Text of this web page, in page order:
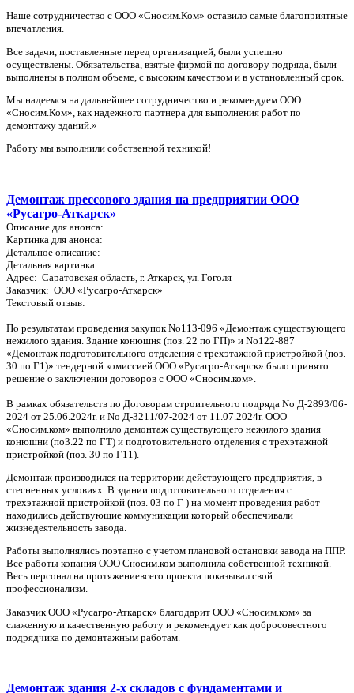
Наше сотрудничество с ООО «Сносим.Ком» оставило самые благоприятные
впечатления.
Все задачи, поставленные перед организацией, были успешно
осуществлены. Обязательства, взятые фирмой по договору подряда, были
выполнены в полном объеме, с высоким качеством и в установленный срок.
Мы надеемся на дальнейшее сотрудничество и рекомендуем ООО
«Сносим.Ком», как надежного партнера для выполнения работ по
демонтажу зданий.»
Работу мы выполнили собственной техникой!
Демонтаж прессового здания на предприятии ООО
«Русагро-Аткарск»
Описание для анонса:
Картинка для анонса:
Детальное описание:
Детальная картинка:
Адрес: Саратовская область, г. Аткарск, ул. Гоголя
Заказчик: ООО «Русагро-Аткарск»
Текстовый отзыв:
По результатам проведения закупок No113-096 «Демонтаж существующего
нежилого здания. Здание конюшня (поз. 22 по ГП)» и No122-887
«Демонтаж подготовительного отделения с трехэтажной пристройкой (поз.
30 по Г1)» тендерной комиссией ООО «Русагро-Аткарск» было принято
решение о заключении договоров с ООО «Сносим.ком».
В рамках обязательств по Договорам строительного подряда No Д-2893/06-
2024 от 25.06.2024г. и No Д-3211/07-2024 от 11.07.2024г. ООО
«Сносим.ком» выполнило демонтаж существующего нежилого здания
конюшни (по3.22 по ГТ) и подготовительного отделения с трехэтажной
пристройкой (поз. 30 по Г11).
Демонтаж производился на территории действующего предприятия, в
стесненных условиях. В здании подготовительного отделения с
трехэтажной пристройкой (поз. 03 по Г ) на момент проведения работ
находились действующие коммуникации который обеспечивали
жизнедеятельность завода.
Работы выполнялись поэтапно с учетом плановой остановки завода на ППР.
Все работы копания ООО Сносим.ком выполнила собственной техникой.
Весь персонал на протяжениевсего проекта показывал свой
профессионализм.
Заказчик ООО «Русагро-Аткарск» благодарит ООО «Сносим.ком» за
слаженную и качественную работу и рекомендует как добросовестного
подрядчика по демонтажным работам.
Демонтаж здания 2-х складов с фундаментами и